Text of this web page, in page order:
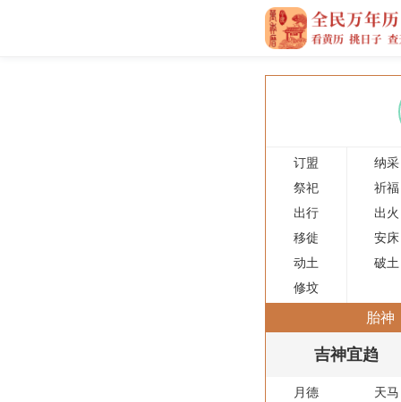
订盟
纳采
祭祀
祈福
出行
出火
移徙
安床
动土
破土
修坟
胎神
吉神宜趋
月德
天马